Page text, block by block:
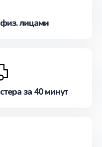
лицами
за 40 минут